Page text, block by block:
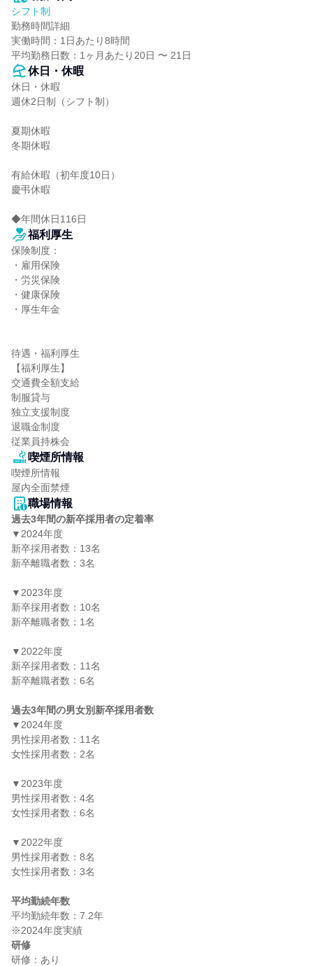
シフト制
勤務時間詳細
実働時間：1日あたり8時間
平均勤務日数：1ヶ月あたり20日 〜 21日
休日・休暇
休日・休暇
週休2日制（シフト制）
夏期休暇
冬期休暇
有給休暇（初年度10日）
慶弔休暇
◆年間休日116日
福利厚生
保険制度：
・雇用保険
・労災保険
・健康保険
・厚生年金
待遇・福利厚生
【福利厚生】
交通費全額支給
制服貸与
独立支援制度
退職金制度
従業員持株会
喫煙所情報
喫煙所情報
屋内全面禁煙
職場情報
過去3年間の新卒採用者の定着率
▼2024年度
新卒採用者数：13名
新卒離職者数：3名
▼2023年度
新卒採用者数：10名
新卒離職者数：1名
▼2022年度
新卒採用者数：11名
新卒離職者数：6名
過去3年間の男女別新卒採用者数
▼2024年度
男性採用者数：11名
女性採用者数：2名
▼2023年度
男性採用者数：4名
女性採用者数：6名
▼2022年度
男性採用者数：8名
女性採用者数：3名
平均勤続年数
平均勤続年数：7.2年
研修
研修：あり